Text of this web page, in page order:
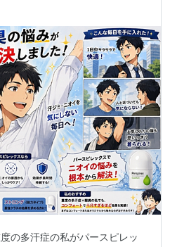
の多汗症の私がパースピレッ